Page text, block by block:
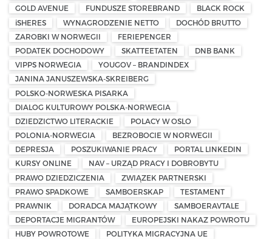
GOLD AVENUE
FUNDUSZE STOREBRAND
BLACK ROCK
iSHERES
WYNAGRODZENIE NETTO
DOCHÓD BRUTTO
ZAROBKI W NORWEGII
FERIEPENGER
PODATEK DOCHODOWY
SKATTEETATEN
DNB BANK
VIPPS NORWEGIA
YOUGOV – BRANDINDEX
JANINA JANUSZEWSKA-SKREIBERG
POLSKO-NORWESKA PISARKA
DIALOG KULTUROWY POLSKA-NORWEGIA
DZIEDZICTWO LITERACKIE
POLACY W OSLO
POLONIA-NORWEGIA
BEZROBOCIE W NORWEGII
DEPRESJA
POSZUKIWANIE PRACY
PORTAL LINKEDIN
KURSY ONLINE
NAV – URZĄD PRACY I DOBROBYTU
PRAWO DZIEDZICZENIA
ZWIĄZEK PARTNERSKI
PRAWO SPADKOWE
SAMBOERSKAP
TESTAMENT
PRAWNIK
DORADCA MAJĄTKOWY
SAMBOERAVTALE
DEPORTACJE MIGRANTÓW
EUROPEJSKI NAKAZ POWROTU
HUBY POWROTOWE
POLITYKA MIGRACYJNA UE